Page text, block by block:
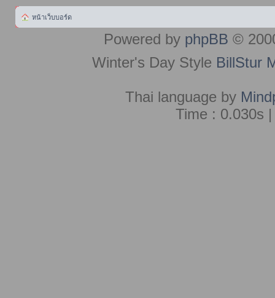
หน้าเว็บบอร์ด
Powered by phpBB ©
Winter's Day Style BillStur
Thai language by
Time : 0.030s